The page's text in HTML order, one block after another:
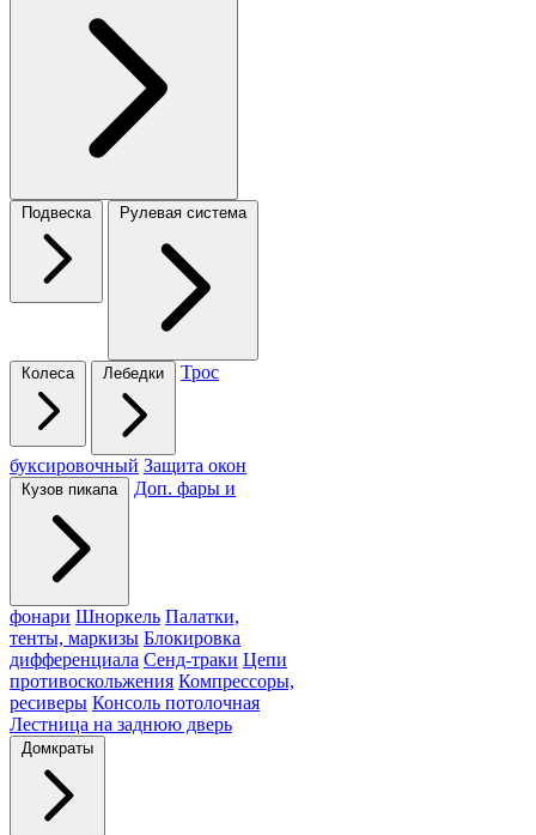
Подвеска Рулевая система
Колеса Лебедки Трос
буксировочный Защита окон
Кузов пикапа Доп. фары и
фонари Шноркель Палатки,
тенты, маркизы Блокировка
дифференциала Сенд-траки Цепи
противоскольжения Компрессоры,
ресиверы Консоль потолочная
Лестница на заднюю дверь
Домкраты